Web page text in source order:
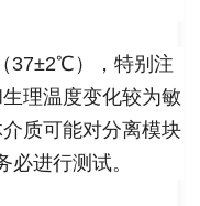
37±2℃），特别注
理温度变化较为敏
质可能对分离模块
进行测试。